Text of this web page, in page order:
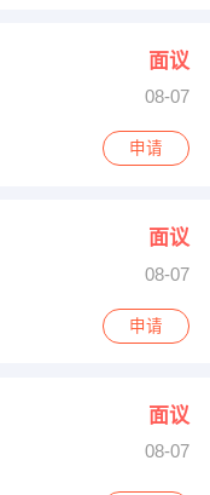
面议
08-07
申请
面议
08-07
申请
面议
08-07